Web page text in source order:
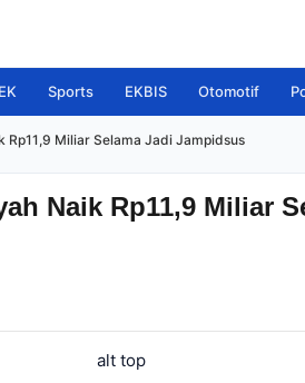
Sports EKBIS Otomotif
Rp11,9 Miliar Selama Jadi Jampidsus
Naik Rp11,9 Miliar
alt top